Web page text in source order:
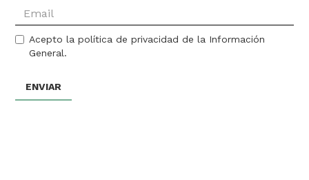
Acepto la política de privacidad de la Información
General.